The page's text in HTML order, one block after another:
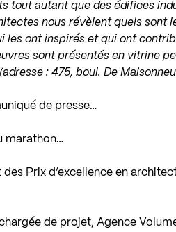
tout autant que des édifices
nous révèlent quels sont
les ont inspirés et qui ont
sont présentés en vitrine
: 475, boul. De
de presse…
marathon…
Prix d’excellence en
de projet, Agence